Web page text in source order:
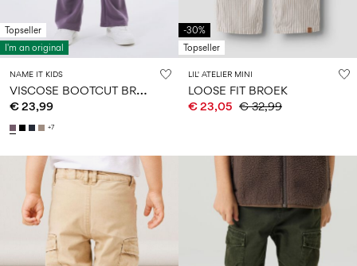
Topseller
I'm an original
NAME IT KIDS
V
ISCOSE BOOTCUT BROEK
€ 23,99
+7
-30%
Topseller
LIL' ATELIER MINI
LOOSE FIT BROEK
€ 23,05 € 32,99